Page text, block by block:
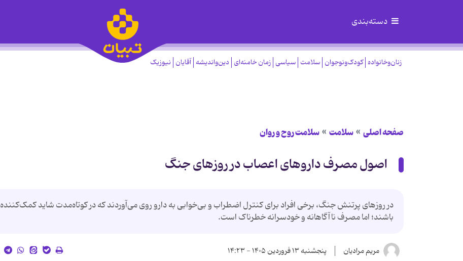
دسته‌بندی
زنان‌وخانواده کودک‌ونوجوان سلامت سیاسی زمان خامنه‌ای دین‌واندیشه آقایان نیوزیک
صفحه اصلی سلامت سلامت روح و روان
اصول مصرف داروهای اعصاب در روزهای جنگ
در روزهای پرتنش جنگ، برخی افراد برای کنترل اضطراب و بی‌خوابی به دارو روی می‌آوردند که در کوتاه‌مدت شاید کمک‌کننده
باشند؛ اما مصرف ناآگاهانه و خودسرانه خطرناک است.
مریم مرادیان پنجشنبه ۱۳ فروردین ۱۴۰۵ - ۱۴:۲۳